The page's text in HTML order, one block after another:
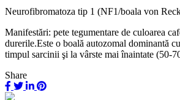
Neurofibromatoza tip 1 (NF1/boala von
Manifestări: pete tegumentare de culoarea
durerile.Este o boală autozomal dominantă
timpul sarcinii şi la vârste mai înaintate (50-
Share